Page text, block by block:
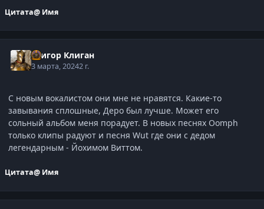
Цитата@ Имя
Григор Клиган
3 марта, 20242 г.
С новым вокалистом они мне не нравятся. Какие-то
завывания сплошные, Деро был лучше. Может его
сольный альбом меня порадует. В новых песнях Oomph
только клипы радуют и песня Wut где они с дедом
легендарным - Йохимом Виттом.
Цитата@ Имя